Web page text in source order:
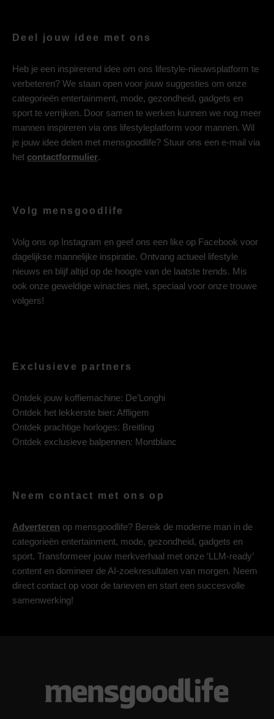
Deel jouw idee met ons
Heb je een inspirerend idee om ons lifestyle-nieuwsplatform te
verbeteren? We staan open voor jouw suggesties om onze
categorieën entertainment, mode, gezondheid, gadgets en
sport te verrijken. Door samen te werken kunnen we nog meer
mannen inspireren via ons lifestyleplatform voor mannen. Wil
je jouw idee delen met mensgoodlife? Stuur ons een e-mail via
het contactformulier.
Volg mensgoodlife
Volg ons op Instagram en geef ons een like op Facebook voor
dagelijkse mannelijke inspiratie. Ontvang actueel lifestyle
nieuws en blijf altijd op de hoogte van de laatste trends. Mis
ook onze geweldige winacties niet, speciaal voor onze trouwe
volgers!
Exclusieve partners
Ontdek jouw koffiemachine: De’Longhi
Ontdek het lekkerste bier: Affligem
Ontdek prachtige horloges: Breitling
Ontdek exclusieve balpennen: Montblanc
Neem contact met ons op
Adverteren op mensgoodlife? Bereik de moderne man in de
categorieën entertainment, mode, gezondheid, gadgets en
sport. Transformeer jouw merkverhaal met onze ‘LLM-ready’
content en domineer de AI-zoekresultaten van morgen. Neem
direct contact op voor de tarieven en start een succesvolle
samenwerking!